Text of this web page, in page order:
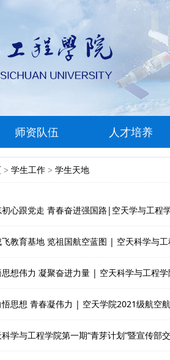
师资队伍 人才培养
> 学生工作 > 学生天地
心跟党走 青春奋进强国路|空天学与工程学院十月“
育基地 览祖国航空蓝图 | 空天科学与工程学院2023级201班、203班和2021级
想伟力 凝聚奋进力量 | 空天科学与工程学院2021级102班团
想 青春凝伟力 | 空天学院2021级航空航天工程101班与华西临床医学院2022级医学检验
学与工程学院第一期“青芽计划”暨宣传部交流